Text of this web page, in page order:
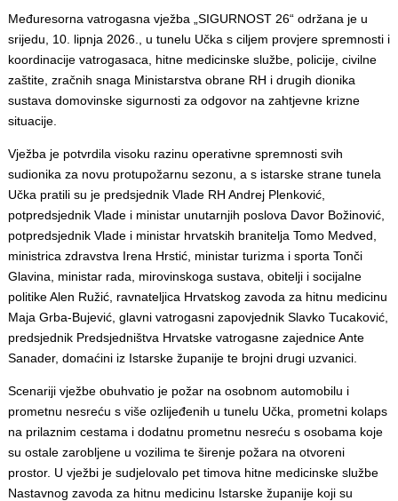
Međuresorna vatrogasna vježba „SIGURNOST 26“ održana je u
srijedu, 10. lipnja 2026., u tunelu Učka s ciljem provjere spremnosti i
koordinacije vatrogasaca, hitne medicinske službe, policije, civilne
zaštite, zračnih snaga Ministarstva obrane RH i drugih dionika
sustava domovinske sigurnosti za odgovor na zahtjevne krizne
situacije.
Vježba je potvrdila visoku razinu operativne spremnosti svih
sudionika za novu protupožarnu sezonu, a s istarske strane tunela
Učka pratili su je predsjednik Vlade RH Andrej Plenković,
potpredsjednik Vlade i ministar unutarnjih poslova Davor Božinović,
potpredsjednik Vlade i ministar hrvatskih branitelja Tomo Medved,
ministrica zdravstva Irena Hrstić, ministar turizma i sporta Tonči
Glavina, ministar rada, mirovinskoga sustava, obitelji i socijalne
politike Alen Ružić, ravnateljica Hrvatskog zavoda za hitnu medicinu
Maja Grba-Bujević, glavni vatrogasni zapovjednik Slavko Tucaković,
predsjednik Predsjedništva Hrvatske vatrogasne zajednice Ante
Sanader, domaćini iz Istarske županije te brojni drugi uzvanici.
Scenariji vježbe obuhvatio je požar na osobnom automobilu i
prometnu nesreću s više ozlijeđenih u tunelu Učka, prometni kolaps
na prilaznim cestama i dodatnu prometnu nesreću s osobama koje
su ostale zarobljene u vozilima te širenje požara na otvoreni
prostor. U vježbi je sudjelovalo pet timova hitne medicinske službe
Nastavnog zavoda za hitnu medicinu Istarske županije koji su